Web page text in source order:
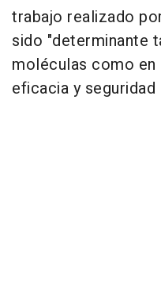
trabajo realizado
sido "determinante
moléculas como
eficacia y